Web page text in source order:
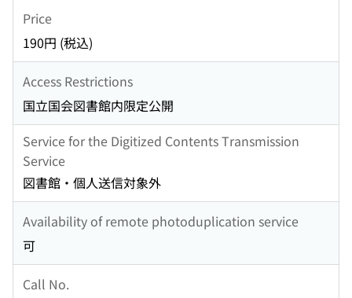
Price
190円 (税込)
Access Restrictions
国立国会図書館内限定公開
Service for the Digitized Contents Transmission
Service
図書館・個人送信対象外
Availability of remote photoduplication service
可
Call No.